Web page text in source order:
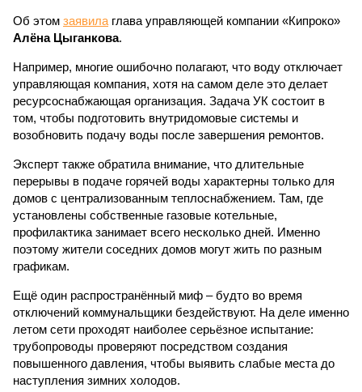
Об этом заявила глава управляющей компании «Кипроко»
Алёна Цыганкова.
Например, многие ошибочно полагают, что воду отключает
управляющая компания, хотя на самом деле это делает
ресурсоснабжающая организация. Задача УК состоит в
том, чтобы подготовить внутридомовые системы и
возобновить подачу воды после завершения ремонтов.
Эксперт также обратила внимание, что длительные
перерывы в подаче горячей воды характерны только для
домов с централизованным теплоснабжением. Там, где
установлены собственные газовые котельные,
профилактика занимает всего несколько дней. Именно
поэтому жители соседних домов могут жить по разным
графикам.
Ещё один распространённый миф – будто во время
отключений коммунальщики бездействуют. На деле именно
летом сети проходят наиболее серьёзное испытание:
трубопроводы проверяют посредством создания
повышенного давления, чтобы выявить слабые места до
наступления зимних холодов.